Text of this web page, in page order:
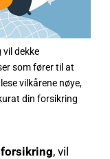
dekke
som fører til at
vilkårene nøye,
din forsikring
, vil